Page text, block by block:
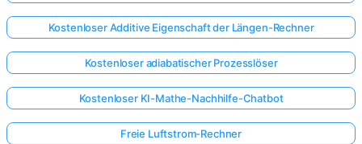
Kostenloser Additive Eigenschaft der Längen-Rechner
Kostenloser adiabatischer Prozesslöser
Kostenloser KI-Mathe-Nachhilfe-Chatbot
Freie Luftstrom-Rechner